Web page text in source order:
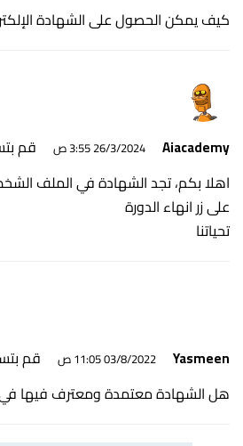
كيف يمكن الحصول على الشهادة
Aiacademy 26/3/2024 3:55 ص
قم
اهلا بكم، تجد الشهادة في الملف
على زر انهاء الدورة
تحياتنا
Yasmeen 03/8/2022 11:05 ص
قم
هل الشهادة معتمدة ومعترف فيها في